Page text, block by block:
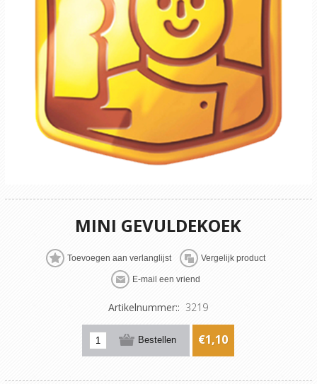
MINI GEVULDEKOEK
Artikelnummer:: 3219
€1,10